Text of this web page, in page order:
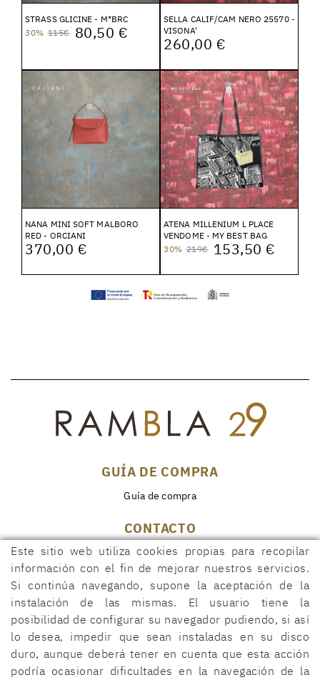
STRASS GLICINE - M*BRC
30% 115€ 80,50 €
SELLA CALIF/CAM NERO 25570 -
VISONA'
260,00 €
NANA MINI SOFT MALBORO
RED - ORCIANI
370,00 €
ATENA MILLENIUM L PLACE
VENDOME - MY BEST BAG
30% 219€ 153,50 €
GUÍA DE COMPRA
Guía de compra
CONTACTO
Rambla, 29
17600 FIGUERES (Girona)
972 50 00 07
690 91 26 40
rambla29@rambla29.com
Este sitio web utiliza cookies propias para recopilar
información con el fin de mejorar nuestros servicios.
Si continúa navegando, supone la aceptación de la
instalación de las mismas. El usuario tiene la
posibilidad de configurar su navegador pudiendo, si así
lo desea, impedir que sean instaladas en su disco
duro, aunque deberá tener en cuenta que esta acción
podría ocasionar dificultades en la navegación de la